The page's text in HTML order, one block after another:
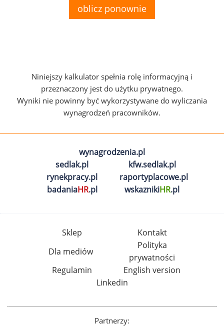
oblicz ponownie
Niniejszy kalkulator spełnia rolę informacyjną i
przeznaczony jest do użytku prywatnego.
Wyniki nie powinny być wykorzystywane do wyliczania
wynagrodzeń pracowników.
wynagrodzenia.pl
sedlak.pl
kfw.sedlak.pl
rynekpracy.pl
raportyplacowe.pl
badaniaHR.pl wskaznikiHR.pl
Sklep
Kontakt
Dla mediów
Polityka
prywatności
Regulamin
English version
Linkedin
Partnerzy: